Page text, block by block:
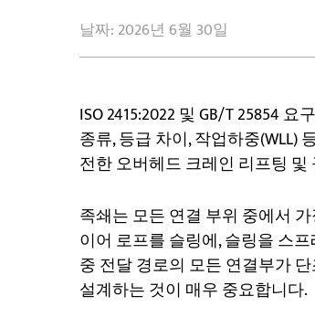
날짜: 2026년 6월 30일
ISO 2415:2022 및 GB/T 25854
종류, 등급 차이, 작업하중(WLL)
전한 오버헤드 크레인 리프팅
족쇄는 모든 연결 부위 중에서
이어 로프를 슬링에, 슬링을 스
중 전달 경로의 모든 연결부가
설계하는 것이 매우 중요합니다.